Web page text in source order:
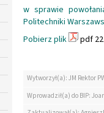
w sprawie
Politechniki
Pobierz plik
pdf
Wytworzył(a): JM Rektor
Wprowadził(a) do BIP: